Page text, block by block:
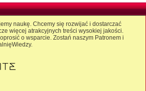
naukę. Chcemy się rozwijać i dostarczać
więcej atrakcyjnych treści wysokiej jakości.
o wsparcie. Zostań naszym Patronem i